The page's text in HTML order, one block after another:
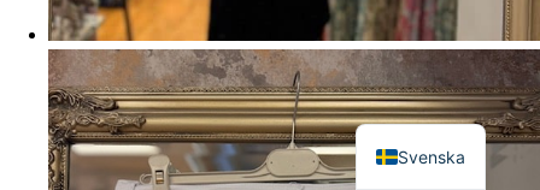
Svenska
English